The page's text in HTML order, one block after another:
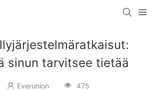
sinun tarvitsee tietää
Everunion 475